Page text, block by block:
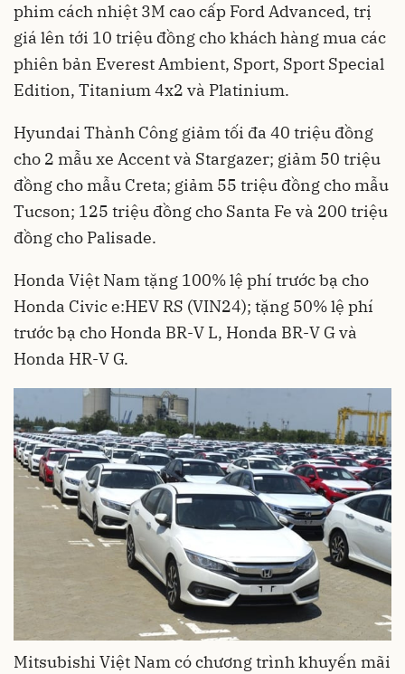
phim cách nhiệt 3M cao cấp Ford Advanced, trị
giá lên tới 10 triệu đồng cho khách hàng mua các
phiên bản Everest Ambient, Sport, Sport Special
Edition, Titanium 4x2 và Platinium.
Hyundai Thành Công giảm tối đa 40 triệu đồng
cho 2 mẫu xe Accent và Stargazer; giảm 50 triệu
đồng cho mẫu Creta; giảm 55 triệu đồng cho mẫu
Tucson; 125 triệu đồng cho Santa Fe và 200 triệu
đồng cho Palisade.
Honda Việt Nam tặng 100% lệ phí trước bạ cho
Honda Civic e:HEV RS (VIN24); tặng 50% lệ phí
trước bạ cho Honda BR-V L, Honda BR-V G và
Honda HR-V G.
Mitsubishi Việt Nam có chương trình khuyến mãi